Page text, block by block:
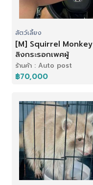
สัตว์เลี้ยง
[M] Squirrel Monkey
ลิงกระรอกเพศผู้
ร้านค้า : Auto post
฿70,000